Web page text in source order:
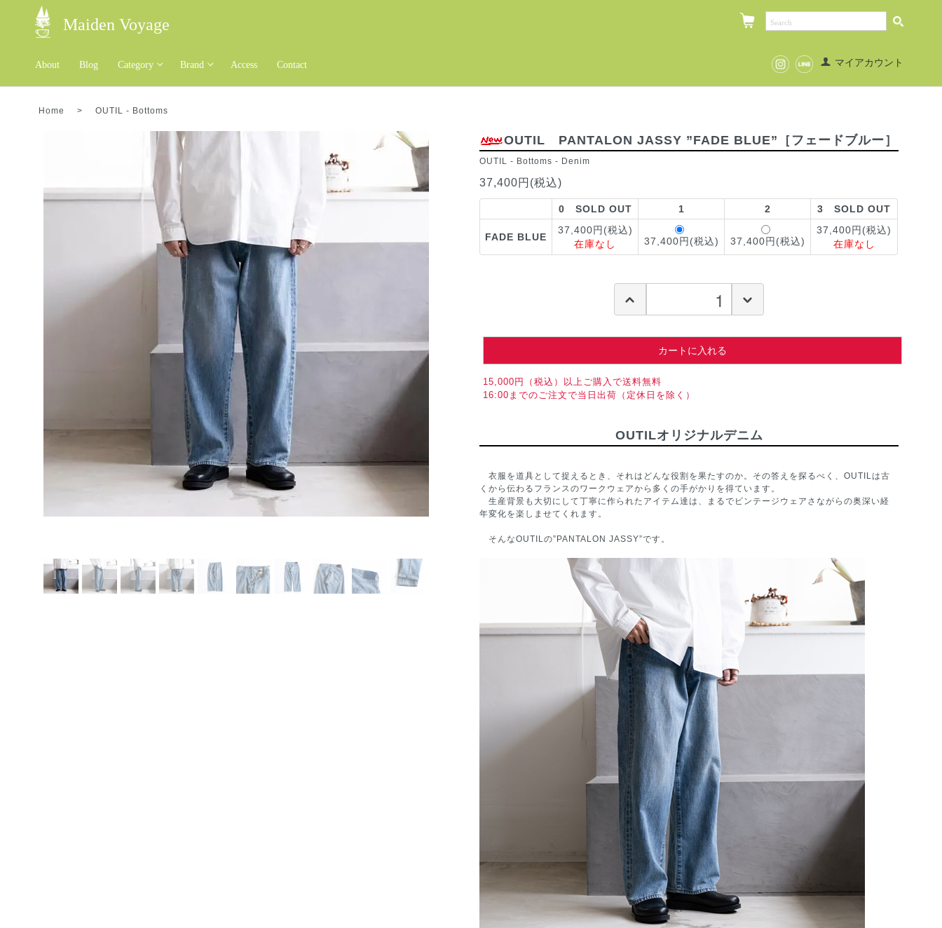
Maiden Voyage
About Blog Category Brand Access Contact マイアカウント
Home > OUTIL - Bottoms
OUTIL PANTALON JASSY ”FADE BLUE”［フェードブルー］
OUTIL - Bottoms - Denim
37,400円(税込)
0 SOLD OUT 1 2 3 SOLD OUT
FADE BLUE
37,400円(税込)
在庫なし
37,400円(税込) 37,400円(税込)
37,400円(税込)
在庫なし
カートに入れる
15,000円（税込）以上ご購入で送料無料
16:00までのご注文で当日出荷（定休日を除く）
OUTILオリジナルデニム
衣服を道具として捉えるとき、それはどんな役割を果たすのか。その答えを探るべく、OUTILは古
くから伝わるフランスのワークウェアから多くの手がかりを得ています。
生産背景も大切にして丁寧に作られたアイテム達は、まるでビンテージウェアさながらの奥深い経
年変化を楽しませてくれます。
そんなOUTILの”PANTALON JASSY”です。